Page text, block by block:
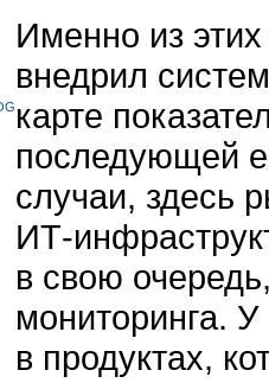
Именно из
внедрил
карте
последующей
случаи, здесь
ИТ-
в свою
мониторинга. У
в продуктах,